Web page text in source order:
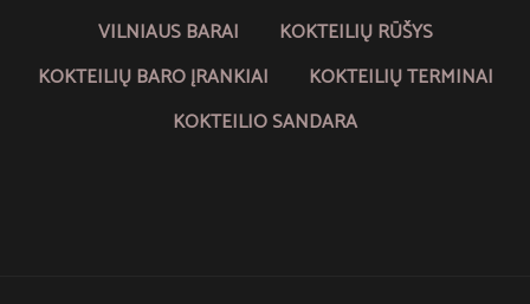
VILNIAUS BARAI
KOKTEILIŲ RŪŠYS
KOKTEILIŲ BARO ĮRANKIAI
KOKTEILIŲ TERMINAI
KOKTEILIO SANDARA